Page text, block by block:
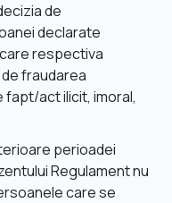
de
declarate
respectiva
fraudarea
fapt/act ilicit, imoral,
perioadei
Regulament nu
care se